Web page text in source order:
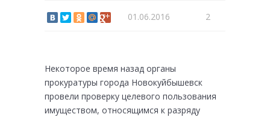
01.06.2016 2
Некоторое время назад органы
прокуратуры города Новокуйбышевск
провели проверку целевого пользования
имуществом, относящимся к разряду